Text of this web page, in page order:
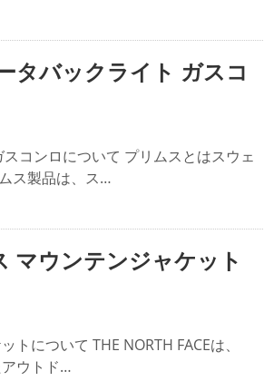
タバックライト ガスコ
コンロについて プリムスとはスウェ
ス製品は、ス…
マウンテンジャケット
について THE NORTH FACEは、
ウトド…